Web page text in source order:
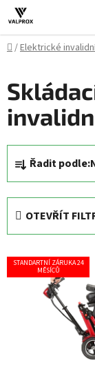
Přejít
na
obsah
Domů
/Elektrické
Ř
a
z
p
r
Řadit podle:
OTEVŘÍT
V
ý
STANDARTNÍ ZÁRUKA 24
MĚSÍCŮ